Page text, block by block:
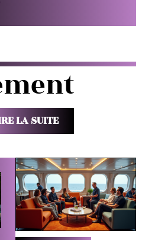
LA SUITE